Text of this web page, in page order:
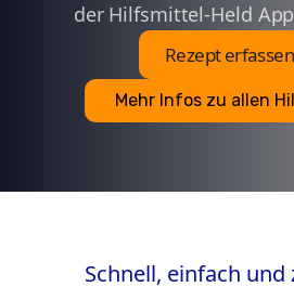
der Hilfsmittel-Held
Rezept erfassen
Mehr Infos zu allen
Schnell, einfach und